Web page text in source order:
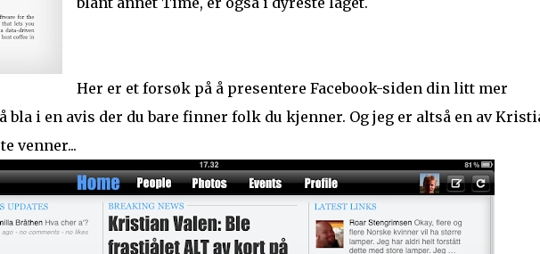
Her er et forsøk på å presentere Facebook-siden din litt mer
bla i en avis der du bare finner folk du kjenner. Og jeg er altså en av
venner...